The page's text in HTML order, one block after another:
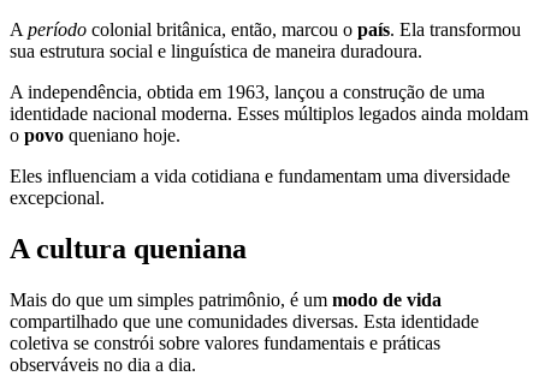
A período colonial britânica, então, marcou o país. Ela transformou
sua estrutura social e linguística de maneira duradoura.
A independência, obtida em 1963, lançou a construção de uma
identidade nacional moderna. Esses múltiplos legados ainda moldam
o povo queniano hoje.
Eles influenciam a vida cotidiana e fundamentam uma diversidade
excepcional.
A cultura queniana
Mais do que um simples patrimônio, é um modo de vida
compartilhado que une comunidades diversas. Esta identidade
coletiva se constrói sobre valores fundamentais e práticas
observáveis no dia a dia.